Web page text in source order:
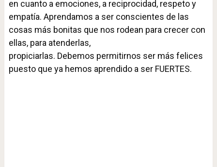
en cuanto a emociones, a reciprocidad, respeto y
empatía. Aprendamos a ser conscientes de las
cosas más bonitas que nos rodean para crecer con
ellas, para atenderlas,
propiciarlas. Debemos permitirnos ser más felices
puesto que ya hemos aprendido a ser FUERTES.